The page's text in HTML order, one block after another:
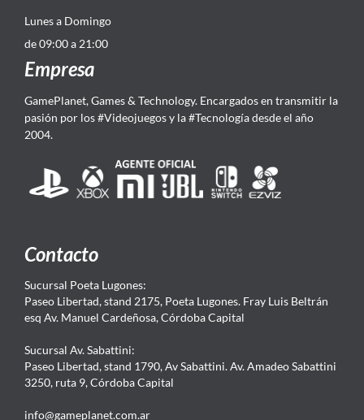
Lunes a Domingo
de 09:00 a 21:00
Empresa
GamePlanet, Games & Technology. Encargados en transmitir la
pasión por los #Videojuegos y la #Tecnología desde el año
2004.
Contacto
Sucursal Poeta Lugones:
Paseo Libertad, stand 2175, Poeta Lugones. Fray Luis Beltrán
esq Av. Manuel Cardeñosa, Córdoba Capital
Sucursal Av. Sabattini:
Paseo Libertad, stand 1790, Av Sabattini. Av. Amadeo Sabattini
3250, ruta 9, Córdoba Capital
info@gameplanet.com.ar